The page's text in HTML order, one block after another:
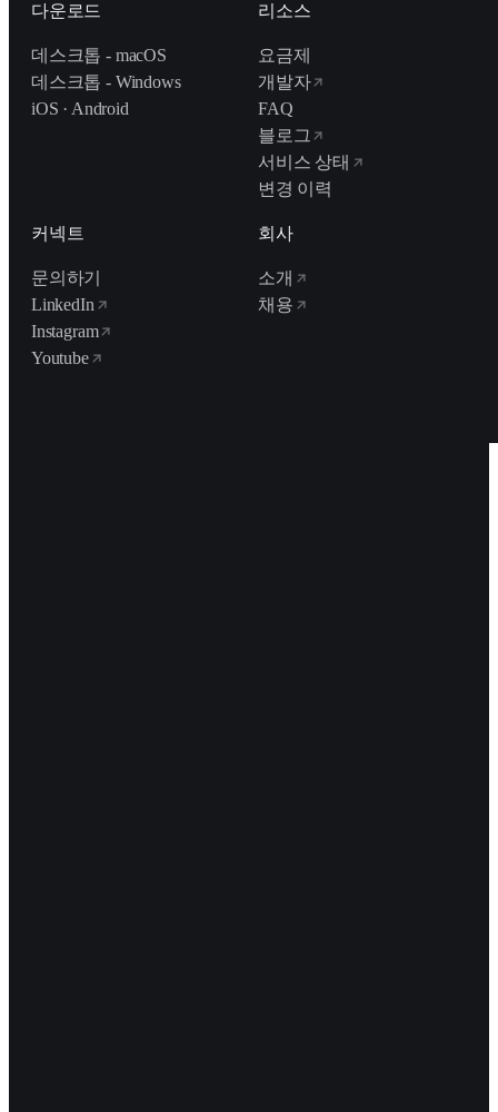
다운로드
데스크톱 - macOS
데스크톱 - Windows
iOS · Android
리소스
요금제
개발자
FAQ
블로그
서비스 상태
변경 이력
커넥트
문의하기
LinkedIn
Instagram
Youtube
회사
소개
채용